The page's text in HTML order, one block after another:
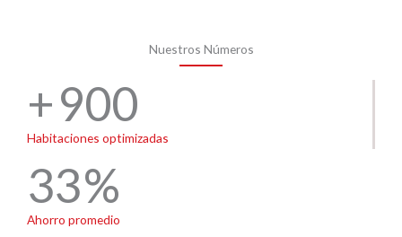
Nuestros Números
900
Habitaciones optimizadas
33
Ahorro promedio